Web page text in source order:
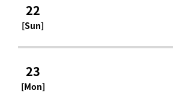
22
[Sun]
23
[Mon]